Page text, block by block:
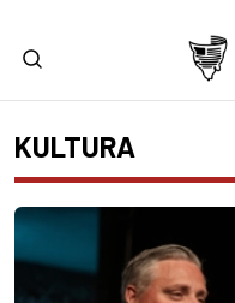
KULTURA